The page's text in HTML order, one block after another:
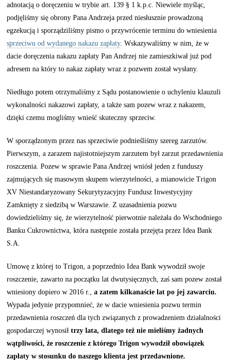
adnotacją o doręczeniu w trybie art. 139 § 1 k.p.c. Niewiele myśląc,
podjęliśmy się obrony Pana Andrzeja przed niesłusznie prowadzoną
egzekucją i sporządziliśmy pismo o przywrócenie terminu do wniesienia
sprzeciwu od wydanego nakazu zapłaty. Wskazywaliśmy w nim, że w
dacie doręczenia nakazu zapłaty Pan Andrzej nie zamieszkiwał już pod
adresem na który to nakaz zapłaty wraz z pozwem został wysłany.
Niedługo potem otrzymaliśmy z Sądu postanowienie o uchyleniu klauzuli
wykonalności nakazowi zapłaty, a także sam pozew wraz z nakazem,
dzięki czemu mogliśmy wnieść skuteczny sprzeciw.
W sporządzonym przez nas sprzeciwie podnieśliśmy szereg zarzutów.
Pierwszym, a zarazem najistotniejszym zarzutem był zarzut przedawnienia
roszczenia. Pozew w sprawie Pana Andrzej wniósł jeden z funduszy
zajmujących się masowym skupem wierzytelności, a mianowicie Trigon
XV Niestandaryzowany Sekurytyzacyjny Fundusz Inwestycyjny
Zamknięty z siedzibą w Warszawie. Z uzasadnienia pozwu
dowiedzieliśmy się, że wierzytelność pierwotnie należała do Wschodniego
Banku Cukrownictwa, która następnie została przejęta przez Idea Bank
S.A.
Umowę z której to Trigon, a poprzednio Idea Bank wywodził swoje
roszczenie, zawarto na początku lat dwutysięcznych, zaś sam pozew został
wniesiony dopiero w 2016 r.,a zatem kilkanaście lat po jej zawarciu.
Wypada jedynie przypomnieć, że w dacie wniesienia pozwu termin
przedawnienia roszczeń dla tych związanych z prowadzeniem działalności
gospodarczej wynosiłtrzy lata, dlatego też nie mieliśmy żadnych
wątpliwości, że roszczenie z którego Trigon wywodził obowiązek
zapłaty w stosunku do naszego klienta jest przedawnione.